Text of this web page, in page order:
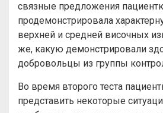
связные предложения
продемонстрировала
верхней и средней височных
же, какую демонстрировали
добровольцы из группы
Во время второго теста
представить некоторые